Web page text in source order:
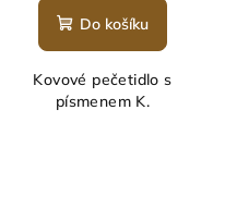
Do košíku
Kovové pečetidlo s
písmenem K.